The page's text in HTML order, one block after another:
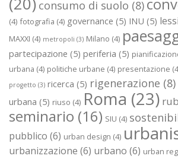
consumo di suolo (8)
(4) fotografia (4) governance (5) INU (5)
MAXXI (4) metropoli (3) Milano (4)
partecipazione (5) periferia (5)
urbana (4) politiche urbane (4) presentazione
progetto (3) ricerca (5) rigenerazione (8)
urbana (5) riuso (4) Roma (23)
seminario (16) SIU (4)
pubblico (6) urban design (4)
urbanizzazione (6) urbano (6) urban